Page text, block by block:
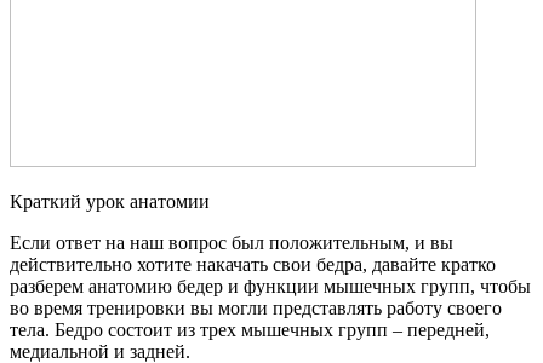
Краткий урок анатомии
Если ответ на наш вопрос был положительным, и вы
действительно хотите накачать свои бедра, давайте кратко
разберем анатомию бедер и функции мышечных групп, чтобы
во время тренировки вы могли представлять работу своего
тела. Бедро состоит из трех мышечных групп – передней,
медиальной и задней.